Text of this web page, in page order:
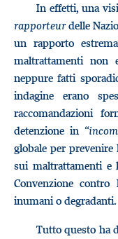
In effetti, una
rapporteurdelle
un rapporto
maltrattamenti non
neppure fatti
indagine erano
raccomandazioni
detenzione in “
globale per prevenire
sui maltrattamenti e
Convenzione
inumani o degradanti.
Tutto questo ha